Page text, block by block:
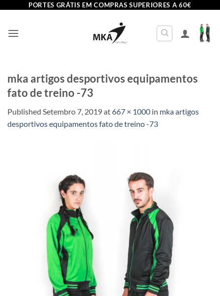
content
PORTES GRÁTIS EM COMPRAS SUPERIORES A 60€
mka artigos desportivos equipamentos
fato de treino -73
Published Setembro 7, 2019at667 × 1000 in mka artigos
desportivos equipamentos fato de treino -73